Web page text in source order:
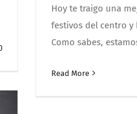
Hoy te traigo una
festivos del centro y
Como sabes,
Read More